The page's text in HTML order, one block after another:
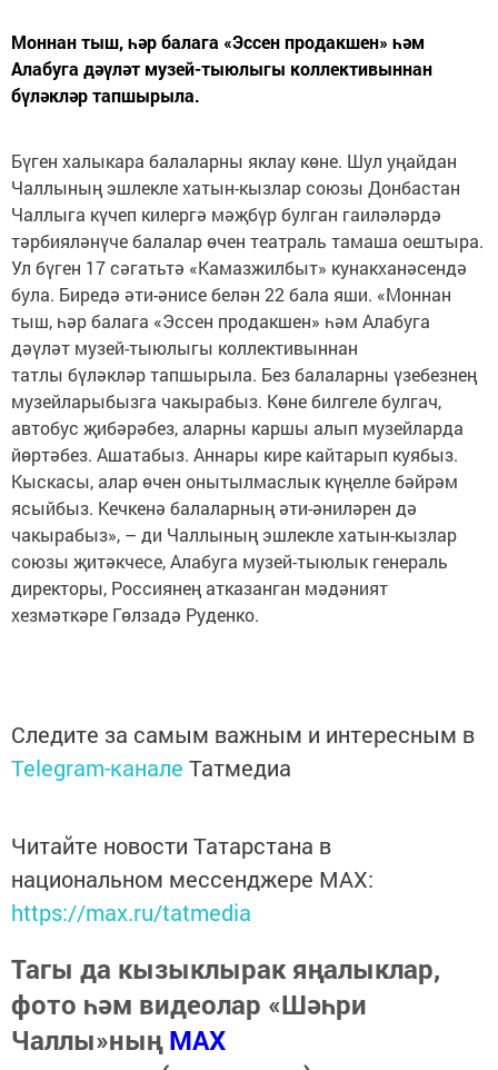
Моннан тыш, һәр балага «Эссен продакшен» һәм
Алабуга дәүләт музей-тыюлыгы коллективыннан
бүләкләр тапшырыла.
Бүген халыкара балаларны яклау көне. Шул уңайдан
Чаллының эшлекле хатын-кызлар союзы Донбастан
Чаллыга күчеп килергә мәҗбүр булган гаиләләрдә
тәрбияләнүче балалар өчен театраль тамаша оештыра.
Ул бүген 17 сәгатьтә «Камазжилбыт» кунакханәсендә
була. Биредә әти-әнисе белән 22 бала яши. «Моннан
тыш, һәр балага «Эссен продакшен» һәм Алабуга
дәүләт музей-тыюлыгы коллективыннан
татлы бүләкләр тапшырыла. Без балаларны үзебезнең
музейларыбызга чакырабыз. Көне билгеле булгач,
автобус җибәрәбез, аларны каршы алып музейларда
йөртәбез. Ашатабыз. Аннары кире кайтарып куябыз.
Кыскасы, алар өчен онытылмаслык күңелле бәйрәм
ясыйбыз. Кечкенә балаларның әти-әниләрен дә
чакырабыз», – ди Чаллының эшлекле хатын-кызлар
союзы җитәкчесе, Алабуга музей-тыюлык генераль
директоры, Россиянең атказанган мәдәният
хезмәткәре Гөлзадә Руденко.
Следите за самым важным и интересным в
Telegram-канале Татмедиа
Читайте новости Татарстана в
национальном мессенджере MАХ:
https://max.ru/tatmedia
Тагы да кызыклырак яңалыклар,
фото һәм видеолар «Шәһри
Чаллы»ныңMAX